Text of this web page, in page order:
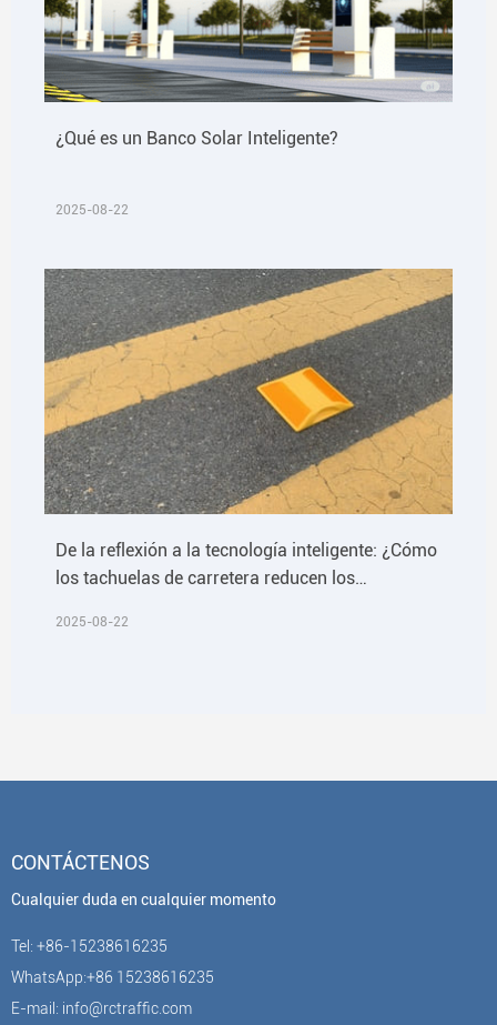
¿Qué es un Banco Solar Inteligente?
2025-08-22
De la reflexión a la tecnología inteligente: ¿Cómo
los tachuelas de carretera reducen los
2025-08-22
CONTÁCTENOS
Cualquier duda en cualquier momento
Tel: +86-15238616235
WhatsApp:+86 15238616235
E-mail: info@rctraffic.com